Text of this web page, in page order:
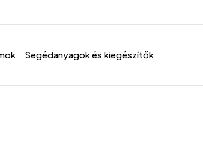
Segédanyagok és kiegészítők